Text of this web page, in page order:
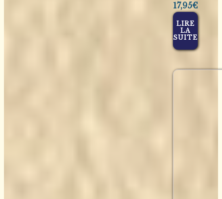
17,95€
LIRE
LA
SUITE